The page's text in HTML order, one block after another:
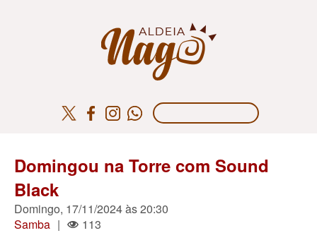
Domingou na Torre com Sound
Black
Domingo, 17/11/2024 às 20:30
Samba | 113